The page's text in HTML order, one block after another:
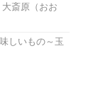
斎原（おお
しいもの～玉